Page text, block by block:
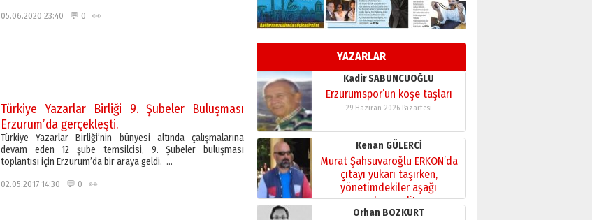
05.06.2020 23:40 💬 0 👀
Türkiye Yazarlar Birliği 9. Şubeler Buluşması
Erzurum’da gerçekleşti.
Türkiye Yazarlar Birliği’nin bünyesi altında çalışmalarına
devam eden 12 şube temsilcisi, 9. Şubeler buluşması
toplantısı için Erzurum’da bir araya geldi. …
02.05.2017 14:30 💬 0 👀
YAZARLAR
Esat BİNDESEN
Başkan Sekmen’den Erzurum’a
bir vizyon proje daha!
02 Ağustos 2026 Pazar
Kadir SABUNCUOĞLU
Erzurumspor’un köşe taşları
29 Haziran 2026 Pazartesi
Kenan GÜLERCİ
Murat Şahsuvaroğlu ERKON’da
çıtayı yukarı taşırken,
yönetimdekiler aşağı
çekmemeli!
17 Şubat 2026 SalıOrhan BOZKURT